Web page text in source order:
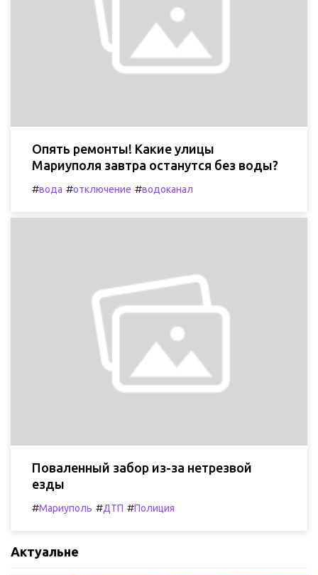
Опять ремонты! Какие улицы
Мариуполя завтра останутся без воды?
#вода #отключение #водоканал
Поваленный забор из-за нетрезвой
езды
#Мариуполь #ДТП #Полиция
Актуальне